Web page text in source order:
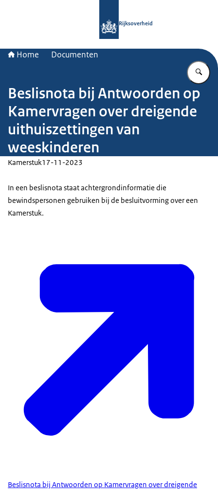
Rijksoverheid
Home Documenten
Beslisnota bij Antwoorden op
Kamervragen over dreigende
uithuiszettingen van
weeskinderen
Kamerstuk17-11-2023
In een beslisnota staat achtergrondinformatie die
bewindspersonen gebruiken bij de besluitvorming over een
Kamerstuk.
Beslisnota bij Antwoorden op Kamervragen over dreigende